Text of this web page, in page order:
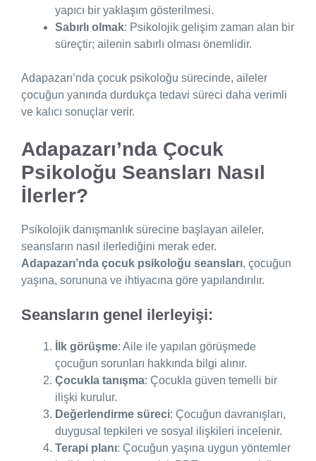
yapıcı bir yaklaşım gösterilmesi.
Sabırlı olmak: Psikolojik gelişim zaman alan bir
süreçtir; ailenin sabırlı olması önemlidir.
Adapazarı’nda çocuk psikoloğu sürecinde, aileler
çocuğun yanında durdukça tedavi süreci daha verimli
ve kalıcı sonuçlar verir.
Adapazarı’nda Çocuk
Psikoloğu Seansları Nasıl
İlerler?
Psikolojik danışmanlık sürecine başlayan aileler,
seansların nasıl ilerlediğini merak eder.
Adapazarı’nda çocuk psikoloğu seansları, çocuğun
yaşına, sorununa ve ihtiyacına göre yapılandırılır.
Seansların genel ilerleyişi:
İlk görüşme: Aile ile yapılan görüşmede
çocuğun sorunları hakkında bilgi alınır.
Çocukla tanışma: Çocukla güven temelli bir
ilişki kurulur.
Değerlendirme süreci: Çocuğun davranışları,
duygusal tepkileri ve sosyal ilişkileri incelenir.
Terapi planı: Çocuğun yaşına uygun yöntemler